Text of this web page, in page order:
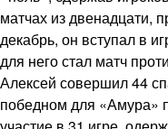
матчах из двенадцати,
декабрь, он вступал в
для него стал матч
Алексей совершил 44
победном для «Амура»